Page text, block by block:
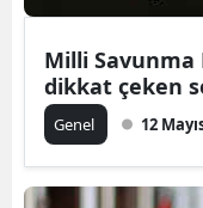
Milli Savunma
dikkat çeken
Genel 12